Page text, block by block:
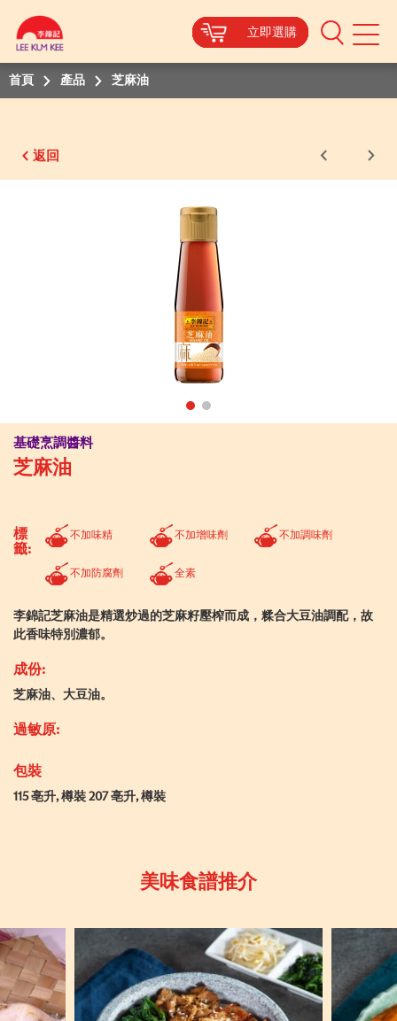
立即選購
Mobile
立即選購
立即選購
立即選購
立即選購
立即選購
立即選購
首頁 產品 芝麻油
返回
基礎烹調醬料
芝麻油
標
籤:
不加味精 不加增味劑 不加調味劑
不加防腐劑 全素
李錦記芝麻油是精選炒過的芝麻籽壓榨而成，糅合大豆油調配，故
此香味特別濃郁。
成份:
芝麻油、大豆油。
過敏原:
包裝
115 亳升, 樽裝 207 亳升, 樽裝
美味食譜推介